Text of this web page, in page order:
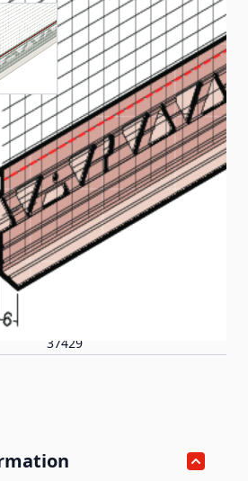
View larger image
an
mit Gewebe
mit angenähtem
Glasfasergewebe für
Systeme. Zur Herstellung von
mit Tropfkante und
zur einfachen Montage und
37429